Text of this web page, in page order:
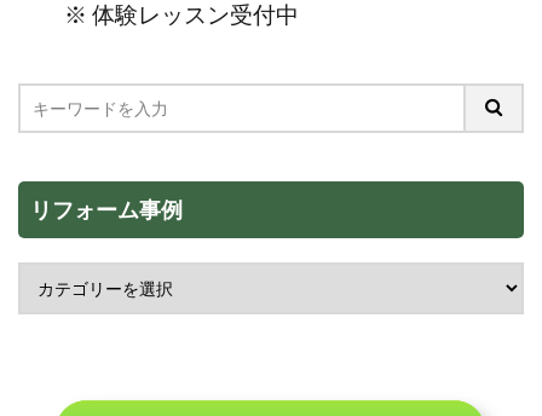
※ 体験レッスン受付中
リフォーム事例